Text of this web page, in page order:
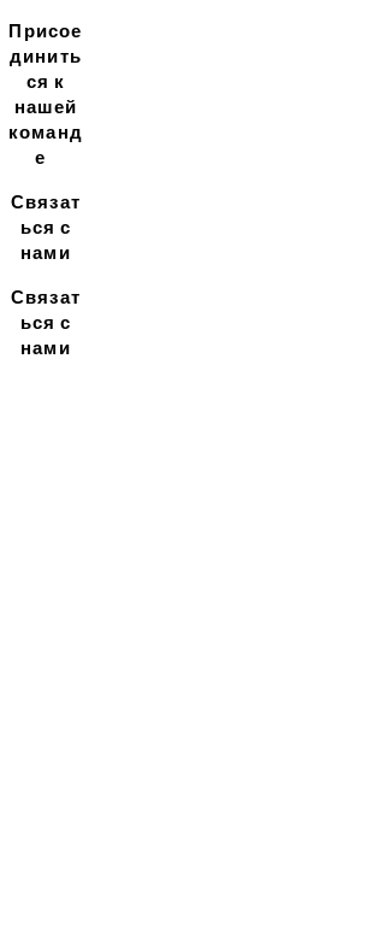
Присое
динить
ся к
нашей
команд
е
Связат
ься с
нами
Связат
ься с
нами